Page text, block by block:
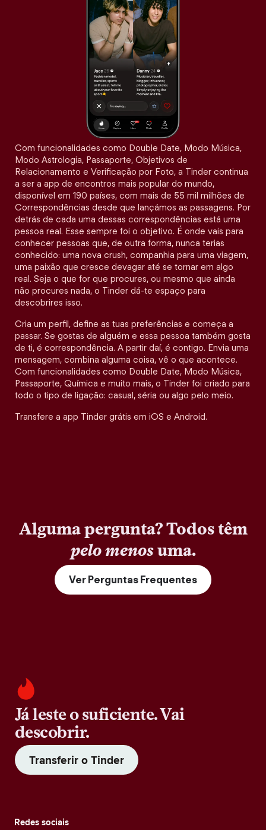
Com funcionalidades como Double Date, Modo Música,
Modo Astrologia, Passaporte, Objetivos de
Relacionamento e Verificação por Foto, a Tinder continua
a ser a app de encontros mais popular do mundo,
disponível em 190 países, com mais de 55 mil milhões de
Correspondências desde que lançámos as passagens. Por
detrás de cada uma dessas correspondências está uma
pessoa real. Esse sempre foi o objetivo. É onde vais para
conhecer pessoas que, de outra forma, nunca terias
conhecido: uma nova crush, companhia para uma viagem,
uma paixão que cresce devagar até se tornar em algo
real. Seja o que for que procures, ou mesmo que ainda
não procures nada, o Tinder dá-te espaço para
descobrires isso.
Cria um perfil, define as tuas preferências e começa a
passar. Se gostas de alguém e essa pessoa também gosta
de ti, é correspondência. A partir daí, é contigo. Envia uma
mensagem, combina alguma coisa, vê o que acontece.
Com funcionalidades como Double Date, Modo Música,
Passaporte, Química e muito mais, o Tinder foi criado para
todo o tipo de ligação: casual, séria ou algo pelo meio.
Transfere a app Tinder grátis em iOS e Android.
Alguma pergunta? Todos têm
pelo menosuma.
Ver Perguntas Frequentes
Já leste o suficiente. Vai
descobrir.
Transferir o Tinder
Redes sociais